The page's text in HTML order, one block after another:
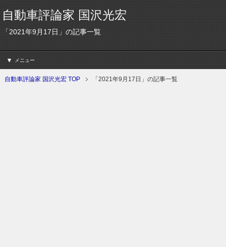
自動車評論家 国沢光宏
「2021年9月17日」の記事一覧
メニュー
自動車評論家 国沢光宏 TOP 「2021年9月17日」の記事一覧